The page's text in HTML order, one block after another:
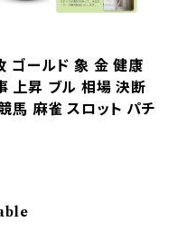
ゴールド 象 金 健康
上昇 ブル 相場 決断
馬 麻雀 スロット パチ